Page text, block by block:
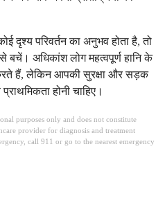
दृश्य परिवर्तन का अनुभव होता है, तो
बचें। अधिकांश लोग महत्वपूर्ण हानि के
हैं, लेकिन आपकी सुरक्षा और सड़क
होनी चाहिए।
purposes only and does not constitute
provider for diagnosis and treatment
call 911 or go to the nearest emergency